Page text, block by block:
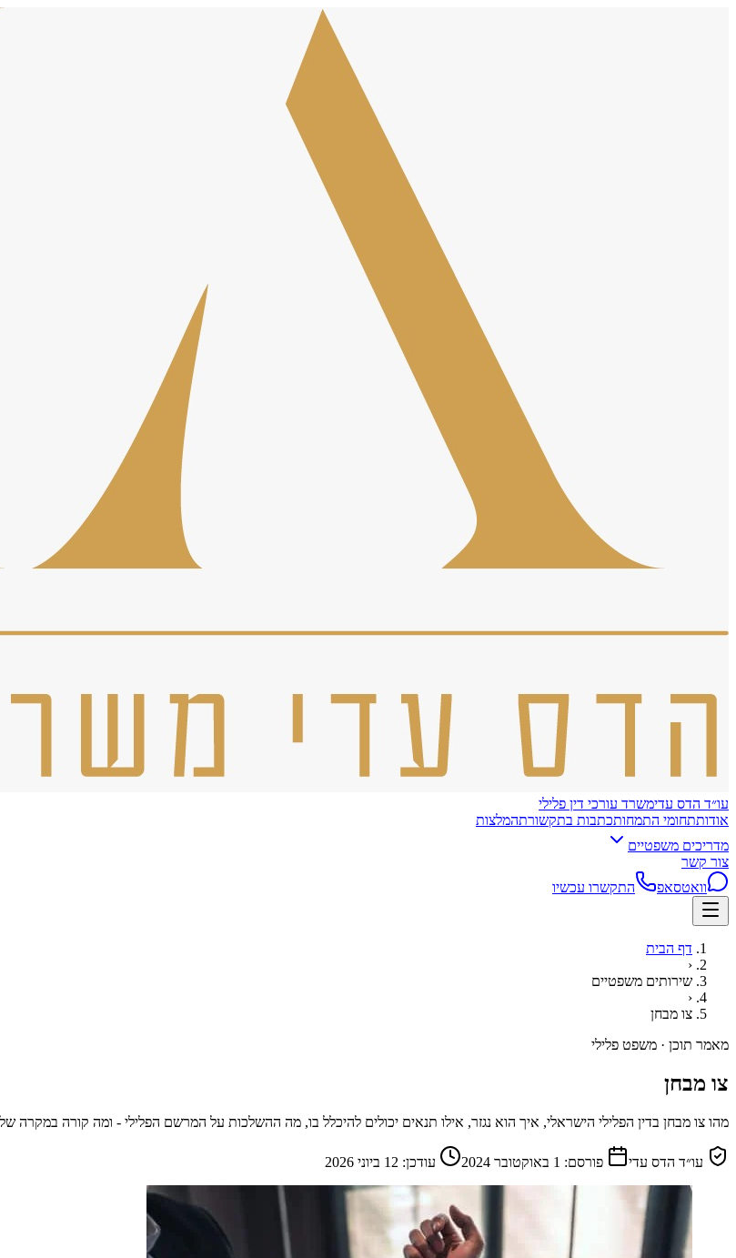
עו״ד הדס עדימשרד עורכי דין פלילי
אודותתחומי התמחותכתבות בתקשורתהמלצות
מדריכים משפטיים
צור קשר
וואטסאפ
התקשרו עכשיו
דף הבית
‹
שירותים משפטיים
‹
צו מבחן
מאמר תוכן · משפט פלילי
צו מבחן
מהו צו מבחן בדין הפלילי הישראלי, איך הוא נגזר, אילו תנאים יכולים להיכלל בו, מה ההשלכות על המרשם הפלילי - ומה קורה
עו״ד הדס עדי פורסם: 1 באוקטובר 2024 עודכן: 12 ביוני 2026